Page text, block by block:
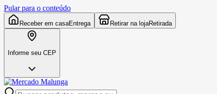
Pular para o conteúdo
Receber em casaEntrega Retirar na lojaRetirada
Informe seu CEP